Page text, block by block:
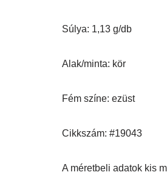
Súlya: 1,13 g/db
Alak/minta: kör
Fém színe: ezüst
Cikkszám: #19043
A méretbeli adatok kis